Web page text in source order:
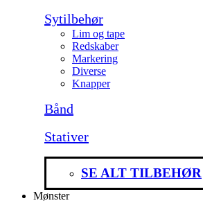
Sytilbehør
Lim og tape
Redskaber
Markering
Diverse
Knapper
Bånd
Stativer
SE ALT TILBEHØR
Mønster